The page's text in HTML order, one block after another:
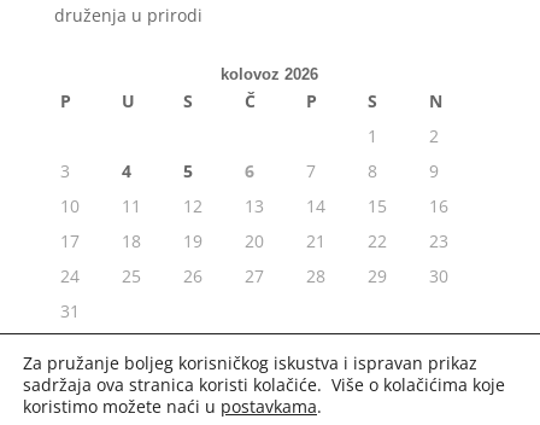
druženja u prirodi
kolovoz 2026
P U S Č P S
N
1
2
3
4 5 6 7 8
9
10
11 12 13 14 15
16
17
18 19 20 21 22
23
24
25 26 27 28 29
30
31
« srp
Za pružanje boljeg korisničkog iskustva i ispravan prikaz
sadržaja ova stranica koristi kolačiće. Više o kolačićima koje
koristimo možete naći u postavkama.